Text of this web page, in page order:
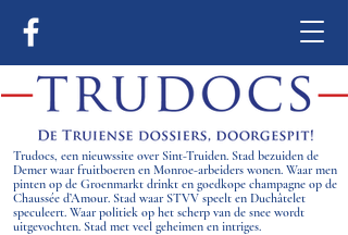
Trudocs, een nieuwssite over Sint-Truiden. Stad bezuiden de
Demer waar fruitboeren en Monroe-arbeiders wonen. Waar men
pinten op de Groenmarkt drinkt en goedkope champagne op de
Chaussée d’Amour. Stad waar STVV speelt en Duchâtelet
speculeert. Waar politiek op het scherp van de snee wordt
uitgevochten. Stad met veel geheimen en intriges.